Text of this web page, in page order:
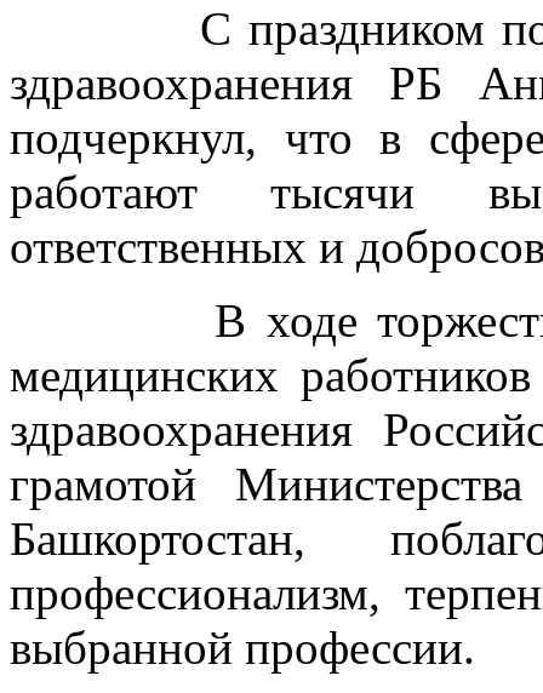
С праздником
здравоохранения РБ
подчеркнул, что в
работают тысячи
ответственных и
В ходе торжества
медицинских
здравоохранения
грамотой
Башкортостан,
профессионализм,
выбранной профессии.